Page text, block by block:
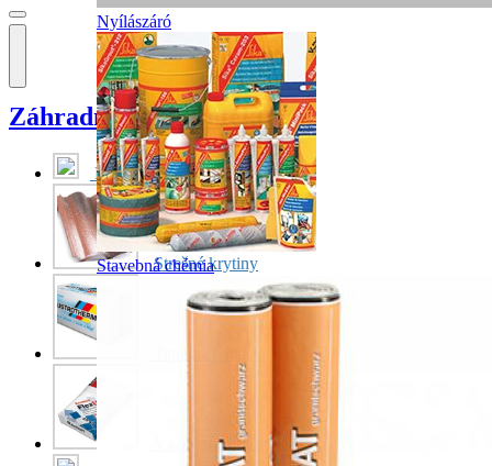
Nyílászáró
Stavebná chémia
Záhradnícka architektúra
Murovacie materiály
Strešné krytiny
Väzné materiály